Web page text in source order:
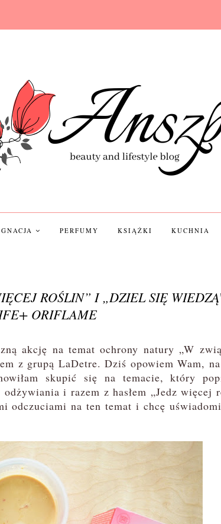
PERFUMY KSIĄŻKI KUCHNIA
ROŚLIN” I „DZIEL SIĘ
ORIFLAME
akcję na temat ochrony natury „W
z grupą LaDetre. Dziś opowiem Wam,
skupić się na temacie, który
i razem z hasłem „Jedz więcej
odczuciami na ten temat i chcę